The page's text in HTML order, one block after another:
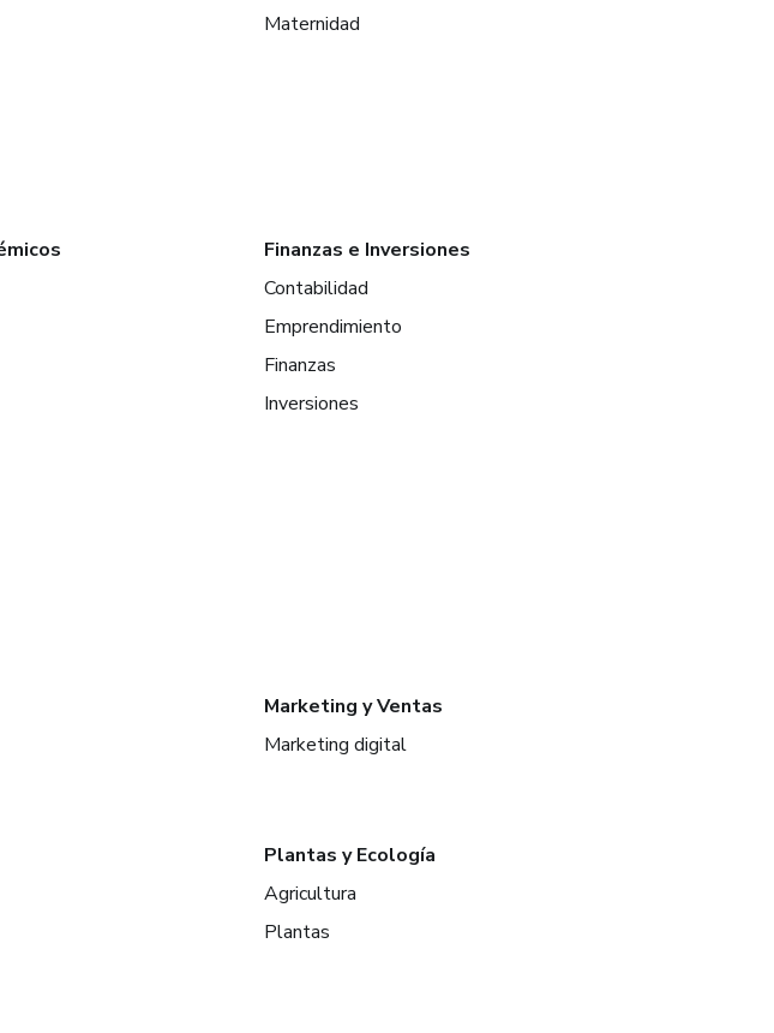
Maternidad
Finanzas e Inversiones
Contabilidad
Emprendimiento
Finanzas
Inversiones
Marketing y Ventas
Marketing digital
Plantas y Ecología
Agricultura
Plantas